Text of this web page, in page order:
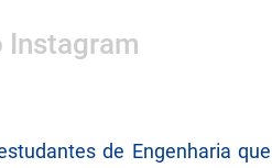
Instagram
de Engenharia que